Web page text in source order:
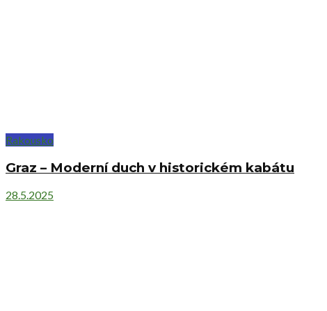
Rakousko
Graz – Moderní duch v historickém kabátu
28.5.2025